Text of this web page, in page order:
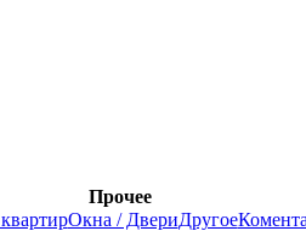
Прочее
Окна / ДвериДругое